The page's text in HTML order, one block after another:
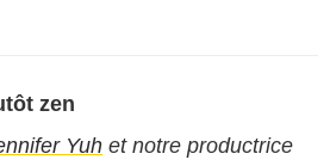
zen
Yuh et notre productrice